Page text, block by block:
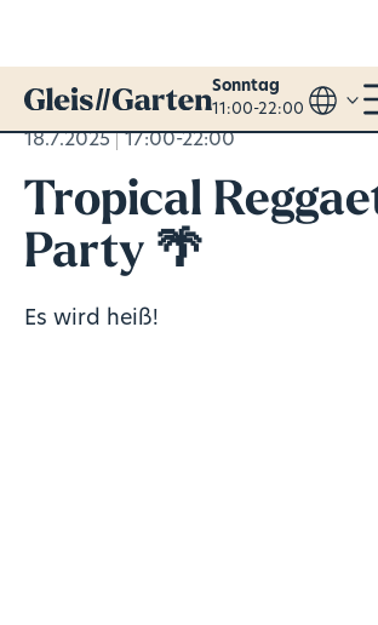
Sonntag
11:00-22:00
18.7.2025 17:00-22:00
Tropical
Party 🌴
Es wird heiß!